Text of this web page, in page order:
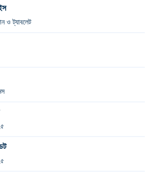
Warriors
Build My Brainrot খেলতে পারেন।
এবং ডেস্কটপে Build My
কম্পিউটার এবং ফোন এবং ট্যাবলেটের মতো মোবাইল
ও ট্যাবলেট